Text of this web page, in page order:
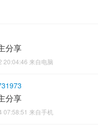
分享
20:04:46 来自电脑
分享
07:58:51 来自手机